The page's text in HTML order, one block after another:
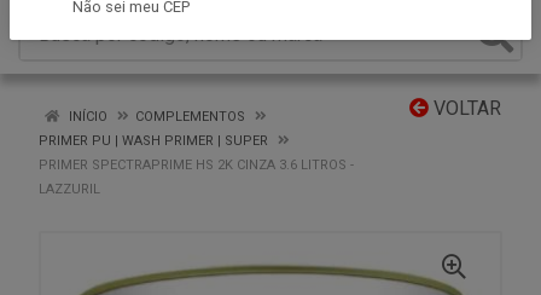
VOLTAR
INÍCIO
COMPLEMENTOS
PRIMER PU | WASH PRIMER | SUPER
PRIMER SPECTRAPRIME HS 2K CINZA 3.6 LITROS -
LAZZURIL
Não sei meu CEP